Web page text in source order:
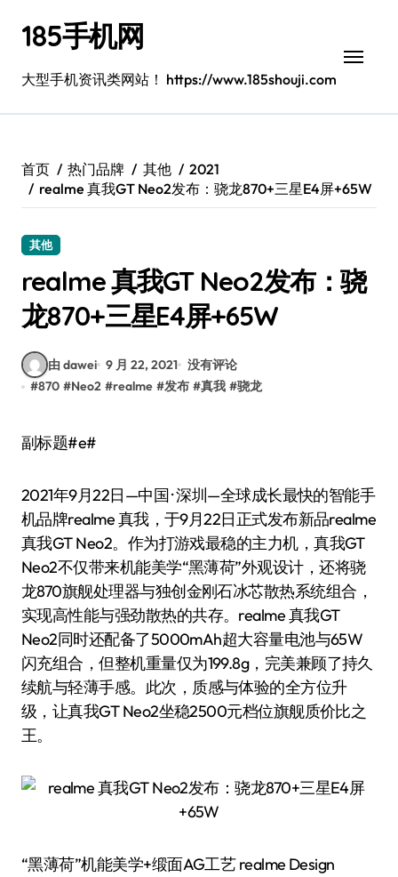
185手机网
大型手机资讯类网站！ https://www.185shouji.com
首页 热门品牌 其他
2021
realme 真我GT Neo2发布：骁龙870+三星E4屏+65W
其他
realme 真我GT Neo2发布：骁
龙870+三星E4屏+65W
由 dawei 9 月 22, 2021 没有评论
#870 #Neo2 #realme #发布 #真我 #骁龙
副标题#e#
2021年9月22日—中国 · 深圳—全球成长最快的智能手
机品牌realme 真我，于9月22日正式发布新品realme
真我GT Neo2。作为打游戏最稳的主力机，真我GT
Neo2不仅带来机能美学“黑薄荷”外观设计，还将骁
龙870旗舰处理器与独创金刚石冰芯散热系统组合，
实现高性能与强劲散热的共存。realme 真我GT
Neo2同时还配备了5000mAh超大容量电池与65W
闪充组合，但整机重量仅为199.8g，完美兼顾了持久
续航与轻薄手感。此次，质感与体验的全方位升
级，让真我GT Neo2坐稳2500元档位旗舰质价比之
王。
“黑薄荷”机能美学+缎面AG工艺 realme Design